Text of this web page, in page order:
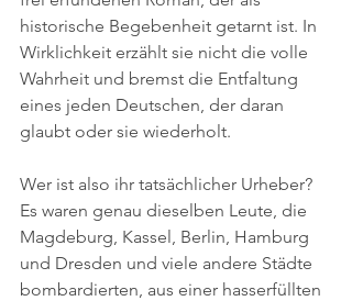
historische Begebenheit getarnt ist. In
Wirklichkeit erzählt sie nicht die volle
Wahrheit und bremst die Entfaltung
eines jeden Deutschen, der daran
glaubt oder sie wiederholt.
Wer ist also ihr tatsächlicher Urheber?
Es waren genau dieselben Leute, die
Magdeburg, Kassel, Berlin, Hamburg
und Dresden und viele andere Städte
bombardierten, aus einer hasserfüllten